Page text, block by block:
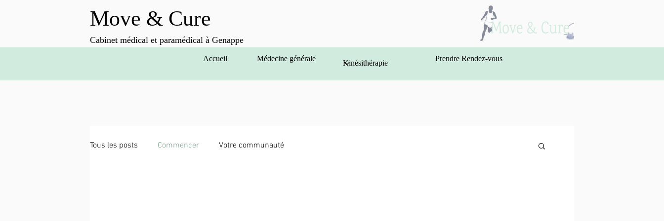
Cabinet médical et paramédical à Genappe
Move & Cure
Accueil Médecine générale Prendre Rendez-vous
Tous les posts Commencer Votre communauté